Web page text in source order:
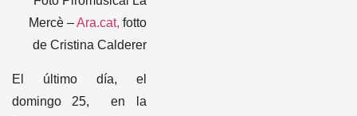
de Cristina Calderer
El último día, el
Plaza Sant Jaume
destacamos la gran